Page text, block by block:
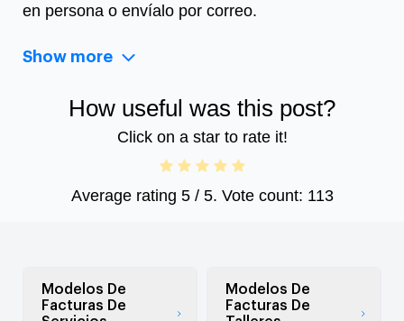
en persona o envíalo por correo.
Show more
How useful was this post?
Click on a star to rate it!
Average rating 5/ 5. Vote count: 113
Modelos De
Facturas De
Modelos De
Facturas De